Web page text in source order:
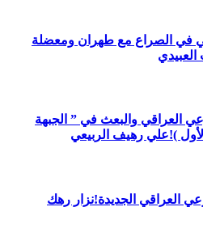
في الصراع مع طهران ومعضلة
العراقي والبعث في ” الجبهة
)!علي رهيف الربيعي
العراقي الجديدة!نزار رهك